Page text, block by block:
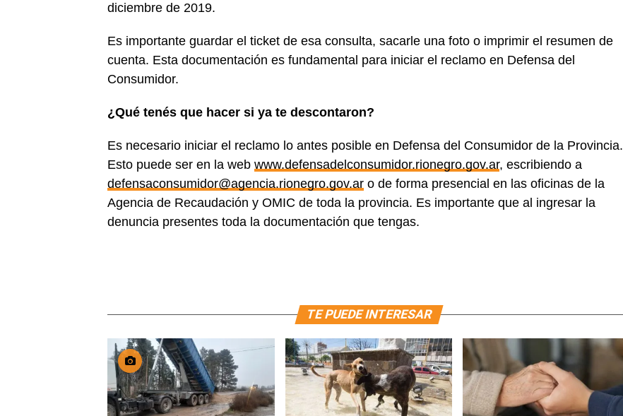
diciembre de 2019.
Es importante guardar el ticket de esa consulta, sacarle una foto o imprimir el resumen de
cuenta. Esta documentación es fundamental para iniciar el reclamo en Defensa del
Consumidor.
¿Qué tenés que hacer si ya te descontaron?
Es necesario iniciar el reclamo lo antes posible en Defensa del Consumidor de la Provincia.
Esto puede ser en la web www.defensadelconsumidor.rionegro.gov.ar, escribiendo a
defensaconsumidor@agencia.rionegro.gov.ar o de forma presencial en las oficinas de la
Agencia de Recaudación y OMIC de toda la provincia. Es importante que al ingresar la
denuncia presentes toda la documentación que tengas.
TE PUEDE INTERESAR